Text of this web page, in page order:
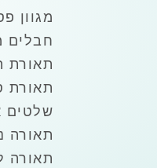
מגוון
חבלים
תאורת
תאורת
שלטים
תאורה
תאורה